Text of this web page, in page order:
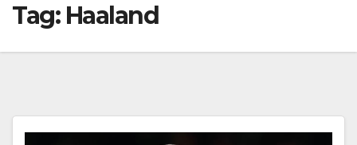
Tag: Haaland